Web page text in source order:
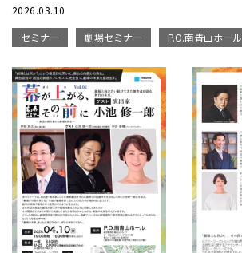
2026.03.10
セミナー
劇場セミナー P.O.南青山ホール